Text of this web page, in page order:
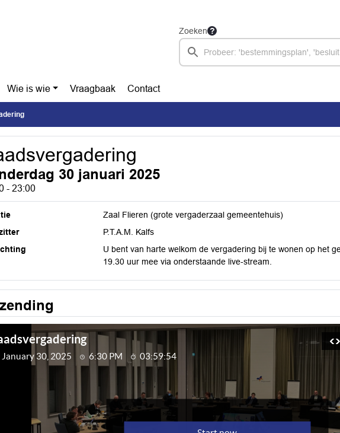
Zoeken
Wie is wie Vraagbaak Contact
30 januari 2025
- 23:00
Zaal Flieren (grote vergaderzaal gemeentehuis)
P.T.A.M. Kalfs
U bent van harte welkom de vergadering bij te wonen op het
19.30 uur mee via onderstaande live-stream.